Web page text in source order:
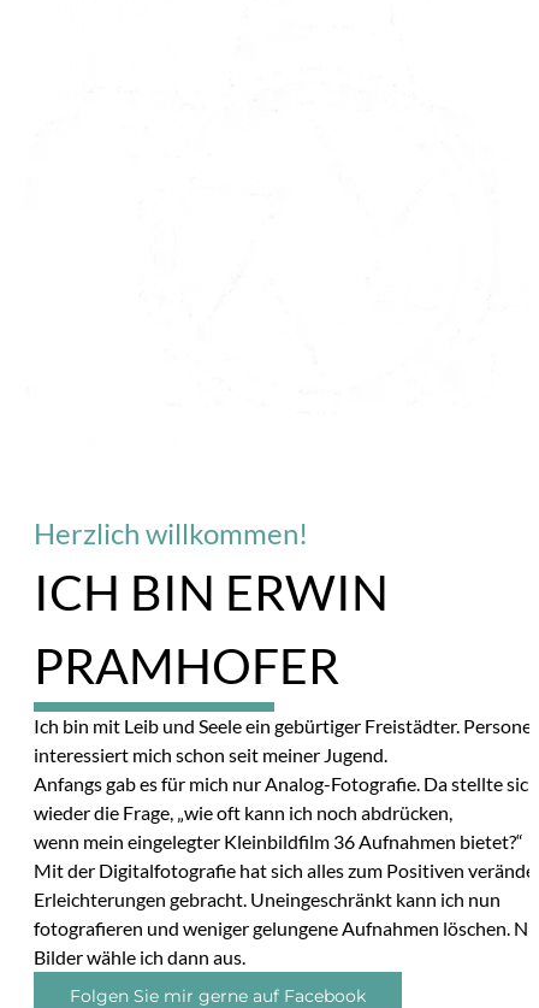
Herzlich willkommen!
ICH BIN ERWIN
PRAMHOFER
Ich bin mit Leib und Seele ein gebürtiger Freistädter.
interessiert mich schon seit meiner Jugend.
Anfangs gab es für mich nur Analog-Fotografie. Da stellte
wieder die Frage, „wie oft kann ich noch abdrücken,
wenn mein eingelegter Kleinbildfilm 36 Aufnahmen bietet?“
Mit der Digitalfotografie hat sich alles zum Positiven
Erleichterungen gebracht. Uneingeschränkt kann ich nun
fotografieren und weniger gelungene Aufnahmen löschen.
Bilder wähle ich dann aus.
Folgen Sie mir gerne auf Facebook